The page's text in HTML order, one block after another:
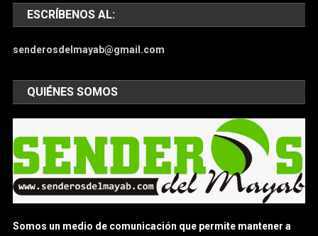
ESCRÍBENOS AL:
senderosdelmayab@gmail.com
QUIÉNES SOMOS
Somos un medio de comunicación que permite mantener a